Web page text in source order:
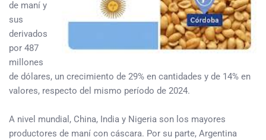
de maní y
sus
derivados
por 487
millones
de dólares, un crecimiento de 29% en cantidades y de 14% en
valores, respecto del mismo período de 2024.
A nivel mundial, China, India y Nigeria son los mayores
productores de maní con cáscara. Por su parte, Argentina